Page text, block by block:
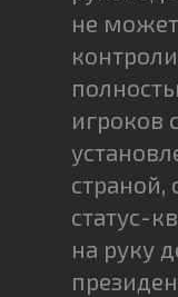
не может
игроков
страной,
статус-
на руку